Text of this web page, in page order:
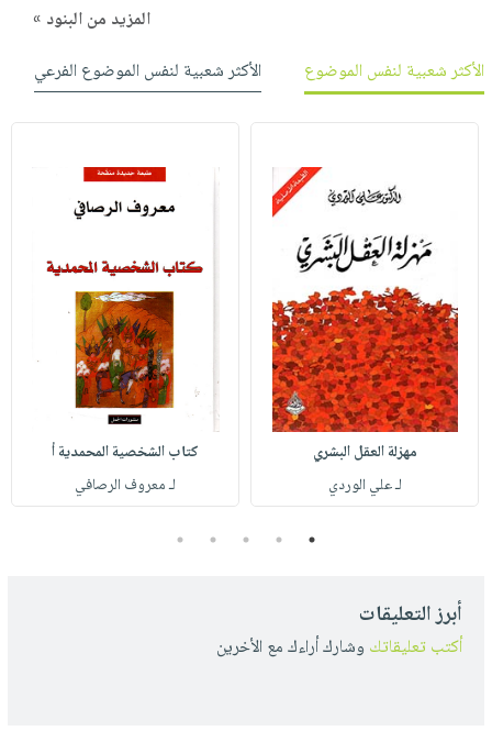
المزيد من البنود »
الأكثر شعبية لنفس الموضوع
الأكثر شعبية لنفس الموضوع الفرعي
مهزلة العقل البشري
لـ علي الوردي
كتاب الشخصية المحمدية أ
لـ معروف الرصافي
1
2
3
4
5
أبرز التعليقات
أكتب تعليقاتك وشارك أراءك مع الأخرين